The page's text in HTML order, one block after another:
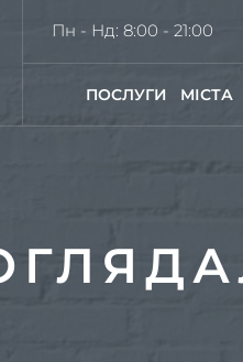
ПОСЛУГИ МІСТА
Пн - Нд: 8:00 - 21:00